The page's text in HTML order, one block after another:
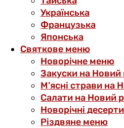
Українська
Французька
Японська
Святкове меню
Новорічне меню
Закуски на Новий
М’ясні страви на
Салати на Новий
Новорічні десерти
Різдвяне меню